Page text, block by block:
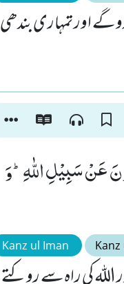
گے اور تمہاری بندھی
عَنْ سَبِیْلِ اللّٰهِؕ-وَ
Kanz ul Iman